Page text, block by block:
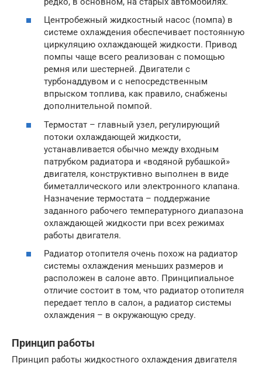
Центробежный жидкостный насос (помпа) в
системе охлаждения обеспечивает постоянную
циркуляцию охлаждающей жидкости. Привод
помпы чаще всего реализован с помощью
ремня или шестерней. Двигатели с
турбонаддувом и с непосредственным
впрыском топлива, как правило, снабжены
дополнительной помпой.
Термостат – главный узел, регулирующий
потоки охлаждающей жидкости,
устанавливается обычно между входным
патрубком радиатора и «водяной рубашкой»
двигателя, конструктивно выполнен в виде
биметаллического или электронного клапана.
Назначение термостата – поддержание
заданного рабочего температурного диапазона
охлаждающей жидкости при всех режимах
работы двигателя.
Радиатор отопителя очень похож на радиатор
системы охлаждения меньших размеров и
расположен в салоне авто. Принципиальное
отличие состоит в том, что радиатор отопителя
передает тепло в салон, а радиатор системы
охлаждения – в окружающую среду.
Принцип работы
Принцип работы жидкостного охлаждения двигателя